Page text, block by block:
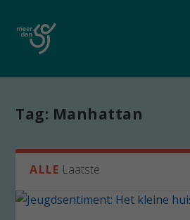
Tag: Manhattan
ALLE Laatste